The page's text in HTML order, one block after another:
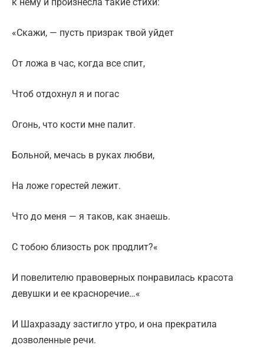
«Скажи, — пусть призрак твой уйдет
От ложа в час, когда все спит,
Чтоб отдохнул я и погас
Огонь, что кости мне палит.
Больной, мечась в руках любви,
На ложе горестей лежит.
Что до меня — я таков, как знаешь.
С тобою близость рок продлит?«
И повелителю правоверных понравилась красота
девушки и ее красноречие…«
И Шахразаду застигло утро, и она прекратила
дозволенные речи.